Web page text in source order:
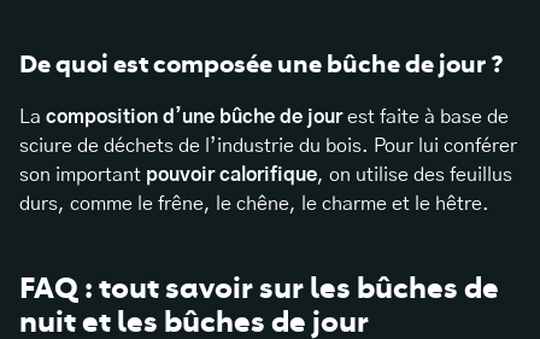
De quoi est composée une bûche de jour ?
La composition d’une bûche de jourest faite à base de
sciure de déchets de l’industrie du bois. Pour lui conférer
son important pouvoir calorifique, on utilise des feuillus
durs, comme le frêne, le chêne, le charme et le hêtre.
FAQ : tout savoir sur les bûches de
nuit et les bûches de jour